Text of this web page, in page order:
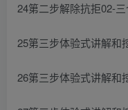
24第二步解除抗拒02-
25第三步体验式讲解和
26第三步体验式讲解和